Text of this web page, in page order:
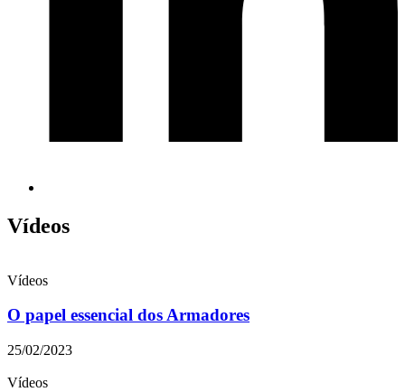
Vídeos
Vídeos
O papel essencial dos Armadores
25/02/2023
Vídeos